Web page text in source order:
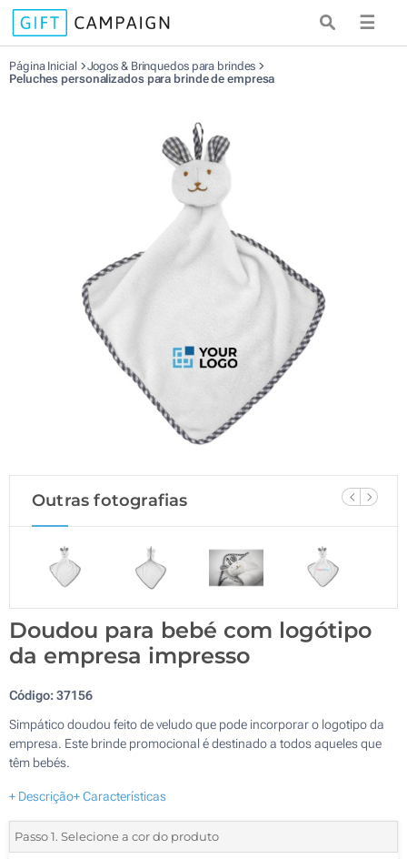
☰
Página Inicial
Jogos & Brinquedos para brindes
Peluches personalizados para brinde de empresa
Outras fotografias
Doudou para bebé com logótipo
da empresa impresso
Código:37156
Simpático doudou feito de veludo que pode incorporar o logotipo da
empresa. Este brinde promocional é destinado a todos aqueles que
têm bebés.
+ Descrição+ Características
Passo 1. Selecione a cor do produto